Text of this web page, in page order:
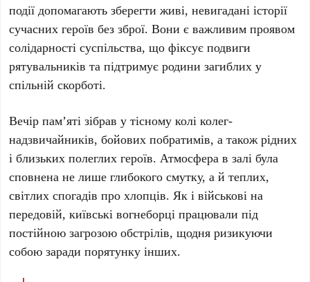
події допомагають зберегти живі, невигадані історії
сучасних героїв без зброї. Вони є важливим проявом
солідарності суспільства, що фіксує подвиги
рятувальників та підтримує родини загиблих у
спільній скорботі.
Вечір пам’яті зібрав у тісному колі колег-
надзвичайників, бойових побратимів, а також рідних
і близьких полеглих героїв. Атмосфера в залі була
сповнена не лише глибокого смутку, а й теплих,
світлих спогадів про хлопців. Як і військові на
передовій, київські вогнеборці працювали під
постійною загрозою обстрілів, щодня ризикуючи
собою заради порятунку інших.